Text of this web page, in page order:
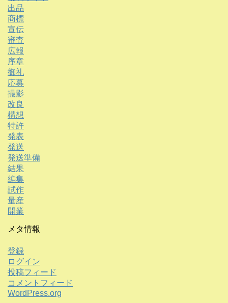
出品
商標
宣伝
審査
広報
序章
御礼
応募
撮影
改良
構想
特許
発表
発送
発送準備
結果
編集
試作
量産
開業
メタ情報
登録
ログイン
投稿フィード
コメントフィード
WordPress.org